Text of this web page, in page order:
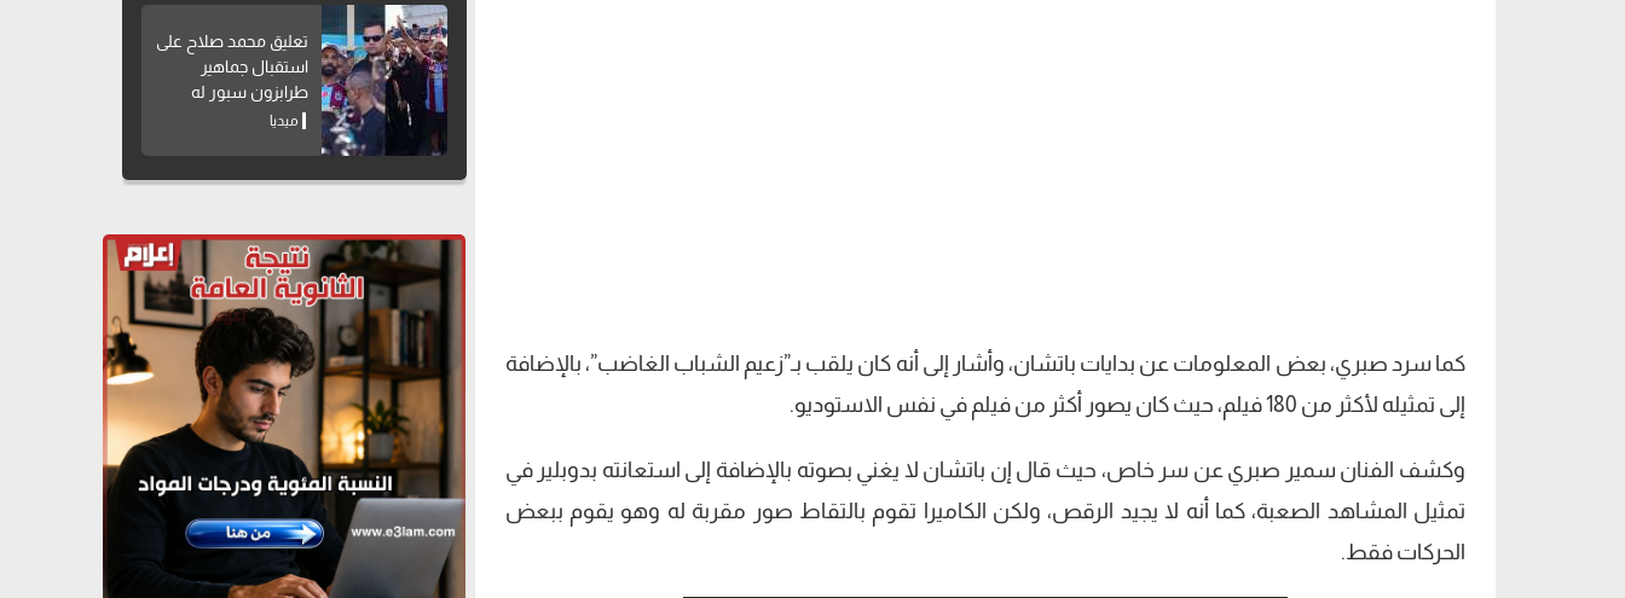
كما سرد صبري، بعض المعلومات عن بدايات باتشان، وأشار إلى أنه كان يلقب بـ”زعيم الشباب الغاضب”، بالإضافة
إلى تمثيله لأكثر من 180 فيلم، حيث كان يصور أكثر من فيلم في نفس الاستوديو.
وكشف الفنان سمير صبري عن سر خاص، حيث قال إن باتشان لا يغني بصوته بالإضافة إلى استعانته بدوبلير في
تمثيل المشاهد الصعبة، كما أنه لا يجيد الرقص، ولكن الكاميرا تقوم بالتقاط صور مقربة له وهو يقوم ببعض
الحركات فقط.
تعليق محمد صلاح على
استقبال جماهير
طرابزون سبور له
ميديا